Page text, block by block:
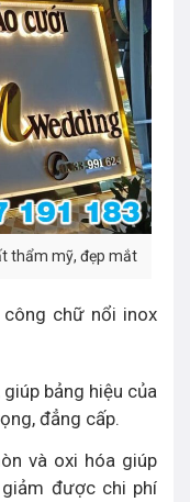
thẩm mỹ, đẹp mắt
chữ nổi inox
bảng hiệu của
đẳng cấp.
và oxi hóa giúp
được chi phí